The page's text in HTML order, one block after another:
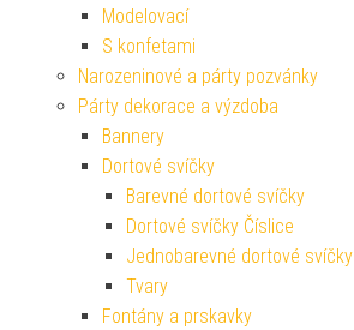
Modelovací
S konfetami
Narozeninové a párty pozvánky
Párty dekorace a výzdoba
Bannery
Dortové svíčky
Barevné dortové svíčky
Dortové svíčky Číslice
Jednobarevné dortové svíčky
Tvary
Fontány a prskavky